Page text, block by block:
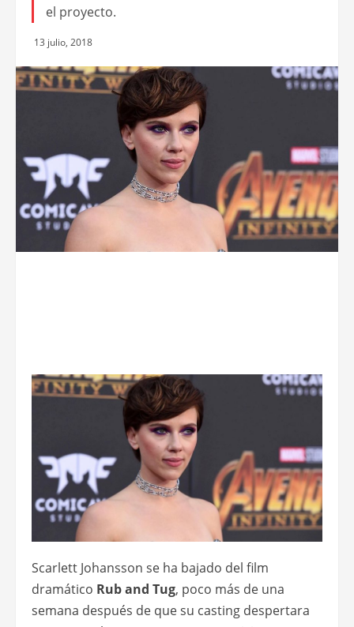
el proyecto.
13 julio, 2018
Scarlett Johansson se ha bajado del film
dramático Rub and Tug, poco más de una
semana después de que su casting despertara